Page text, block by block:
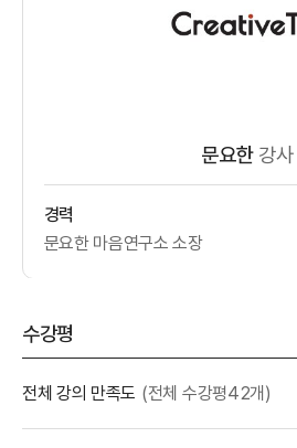
문요한강사
경력
문요한 마음연구소 소장
수강평
전체 강의 만족도 (전체 수강평42개)